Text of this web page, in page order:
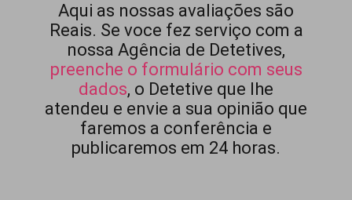
Aqui as nossas avaliações são
Reais. Se voce fez serviço com a
nossa Agência de Detetives,
preenche o formulário com seus
dados, o Detetive que lhe
atendeu e envie a sua opinião que
faremos a conferência e
publicaremos em 24 horas.